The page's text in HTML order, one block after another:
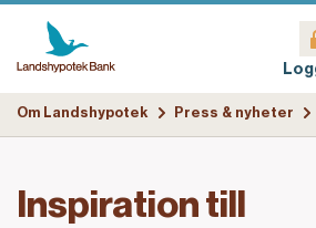
Om Landshypotek Press & nyheter
Inspiration till